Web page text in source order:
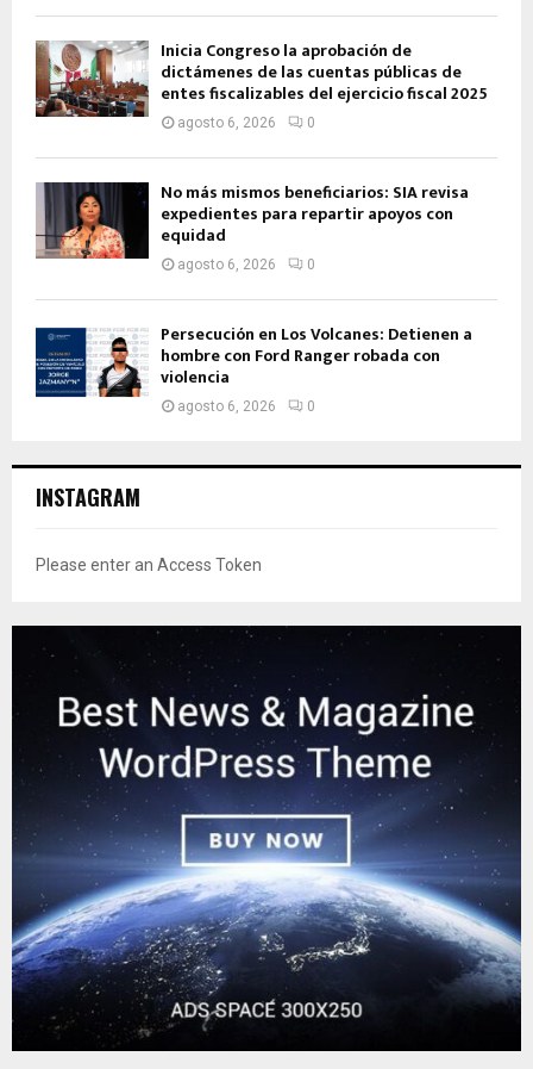
Inicia Congreso la aprobación de
dictámenes de las cuentas públicas de
entes fiscalizables del ejercicio fiscal 2025
agosto 6, 2026 0
No más mismos beneficiarios: SIA revisa
expedientes para repartir apoyos con
equidad
agosto 6, 2026 0
Persecución en Los Volcanes: Detienen a
hombre con Ford Ranger robada con
violencia
agosto 6, 2026 0
INSTAGRAM
Please enter an Access Token